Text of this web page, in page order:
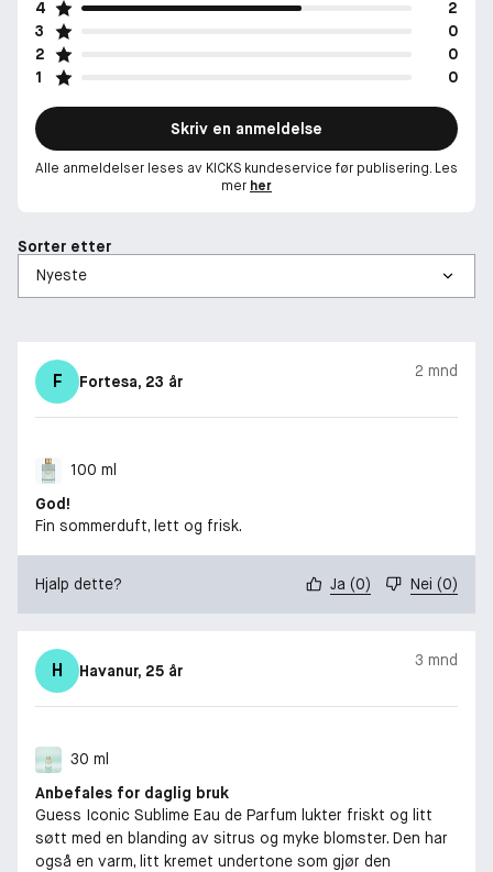
4
2
3
0
2
0
1
0
Skriv en anmeldelse
Alle anmeldelser leses av KICKS kundeservice før publisering. Les
mer her
Sorter etter
F Fortesa, 23 år
2 mnd
100 ml
God!
Fin sommerduft, lett og frisk.
Hjalp dette? Ja (0) Nei (0)
H Havanur, 25 år
3 mnd
30 ml
Anbefales for daglig bruk
Guess Iconic Sublime Eau de Parfum lukter friskt og litt
søtt med en blanding av sitrus og myke blomster. Den har
også en varm, litt kremet undertone som gjør den